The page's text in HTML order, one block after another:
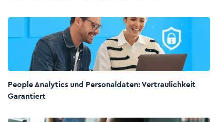
People Analytics und Personaldaten: Vertraulichkeit
Garantiert